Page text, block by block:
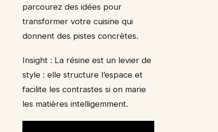
parcourez des idées pour
transformer votre cuisine qui
donnent des pistes concrètes.
Insight : La résine est un levier de
style : elle structure l’espace et
facilite les contrastes si on marie
les matières intelligemment.